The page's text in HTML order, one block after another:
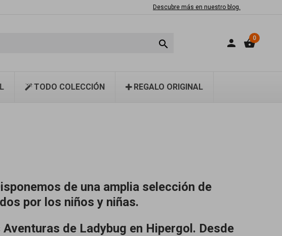
Descubre más en nuestro blog.
 person shopping_basket0
TODO COLECCIÓN REGALO ORIGINAL
de una amplia selección de
por los niños y niñas.
de Ladybug en Hipergol. Desde